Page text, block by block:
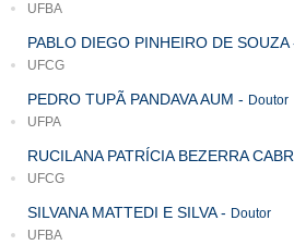
UFBA
PABLO DIEGO PINHEIRO DE SOUZA
UFCG
PEDRO TUPÃ PANDAVA AUM - Doutor
UFPA
RUCILANA PATRÍCIA BEZERRA
UFCG
SILVANA MATTEDI E SILVA- Doutor
UFBA